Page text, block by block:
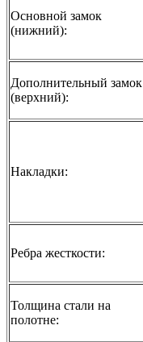
Основной замок
(нижний):
Дополнительный замок
(верхний):
Накладки:
Ребра жесткости:
Толщина стали на
полотне: